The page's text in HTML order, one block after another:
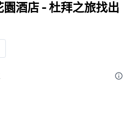
酒店 - 杜拜之旅找出